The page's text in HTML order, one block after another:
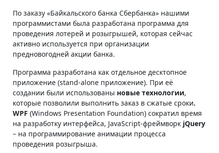
По заказу «Байкальского банка Сбербанка» нашими
программистами была разработана программа для
проведения лотерей и розыгрышей, которая сейчас
активно используется при организации
предновогодней акции банка.
Программа разработана как отдельное десктопное
приложение (stand-alone приложение). При её
создании были использованы новые технологии,
которые позволили выполнить заказ в сжатые сроки.
WPF (Windows Presentation Foundation) сократил время
на разработку интерфейса, JavaScript-фреймворк jQuery
– на программирование анимации процесса
проведения розыгрыша.